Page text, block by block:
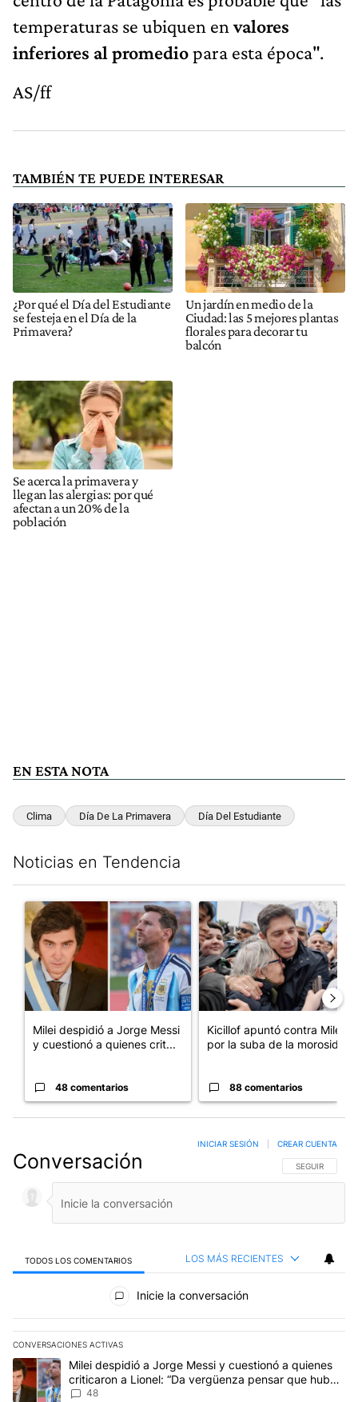
temperaturas se ubiquen envalores
inferiores al promediopara esta época".
AS/ff
TAMBIÉN TE PUEDE INTERESAR
¿Por qué el Día del Estudiante
se festeja en el Día de la
Primavera?
Un jardín en medio de la
Ciudad: las 5 mejores plantas
florales para decorar tu
balcón
Se acerca la primavera y
llegan las alergias: por qué
afectan a un 20% de la
población
EN ESTA NOTA
Clima Día De La Primavera Día Del Estudiante
Noticias en Tendencia
Un artículo de tendencia con el título "Milei despidió a Jorge
Milei despidió a Jorge Messi
y cuestionó a quienes crit...
48 comentarios
Un artículo de tendencia con
Kicillof apuntó contra Milei
por la suba de la morosida...
88 comentarios
Conversación SIGA ESTA
SEGUIR
INICIAR SESIÓN CREAR CUENTA
TODOS LOS COMENTARIOS LOS MÁS RECIENTES
Todos los comentarios
Inicie la conversación
CONVERSACIONES ACTIVAS
Este listado muestra los artículos con más comentarios en los
Un artículo de tendencia con el título "Milei despidió a Jorge
Milei despidió a Jorge Messi y cuestionó a quienes
criticaron a Lionel: “Da vergüenza pensar que hubo
anti-Messi”
48